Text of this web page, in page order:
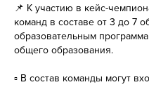
📌 К участию в кейс-
команд в составе от 3 до 7
образовательным
общего образования.
▫ В состав команды могут